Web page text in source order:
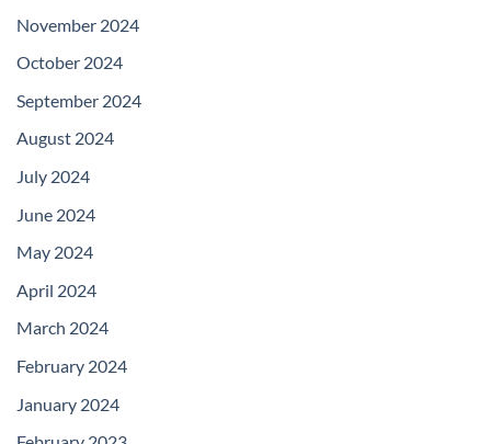
November 2024
October 2024
September 2024
August 2024
July 2024
June 2024
May 2024
April 2024
March 2024
February 2024
January 2024